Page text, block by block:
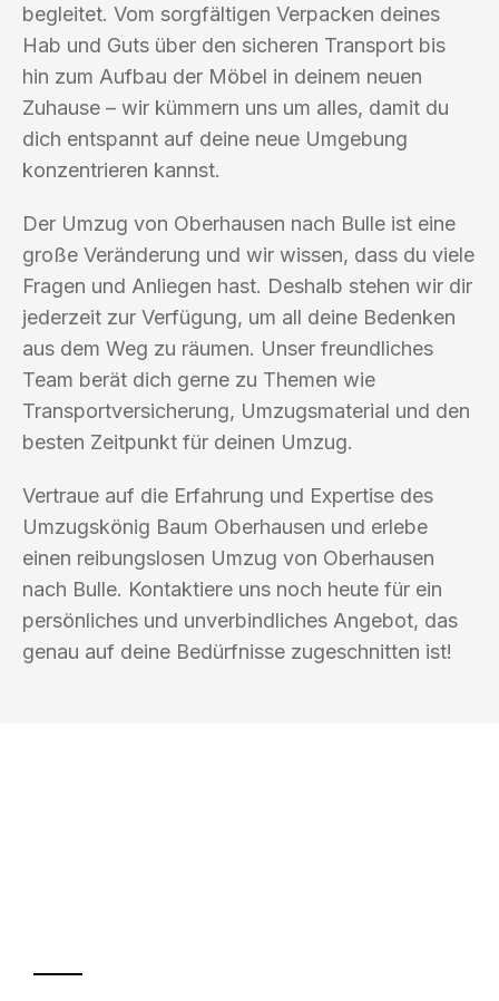
begleitet. Vom sorgfältigen Verpacken deines
Hab und Guts über den sicheren Transport bis
hin zum Aufbau der Möbel in deinem neuen
Zuhause – wir kümmern uns um alles, damit du
dich entspannt auf deine neue Umgebung
konzentrieren kannst.
Der Umzug von Oberhausen nach Bulle ist eine
große Veränderung und wir wissen, dass du viele
Fragen und Anliegen hast. Deshalb stehen wir dir
jederzeit zur Verfügung, um all deine Bedenken
aus dem Weg zu räumen. Unser freundliches
Team berät dich gerne zu Themen wie
Transportversicherung, Umzugsmaterial und den
besten Zeitpunkt für deinen Umzug.
Vertraue auf die Erfahrung und Expertise des
Umzugskönig Baum Oberhausen und erlebe
einen reibungslosen Umzug von Oberhausen
nach Bulle. Kontaktiere uns noch heute für ein
persönliches und unverbindliches Angebot, das
genau auf deine Bedürfnisse zugeschnitten ist!